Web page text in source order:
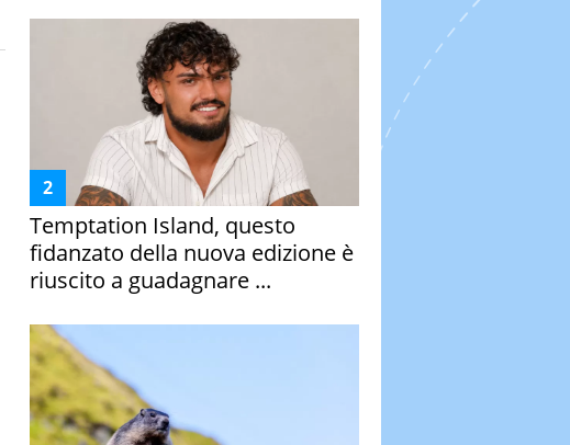
Temptation Island, questo
fidanzato della nuova edizione è
riuscito a guadagnare ...